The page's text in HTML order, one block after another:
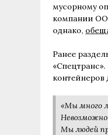
мусорному
компании
однако,
Ранее
контейнеров
«Мы много
Мы людей